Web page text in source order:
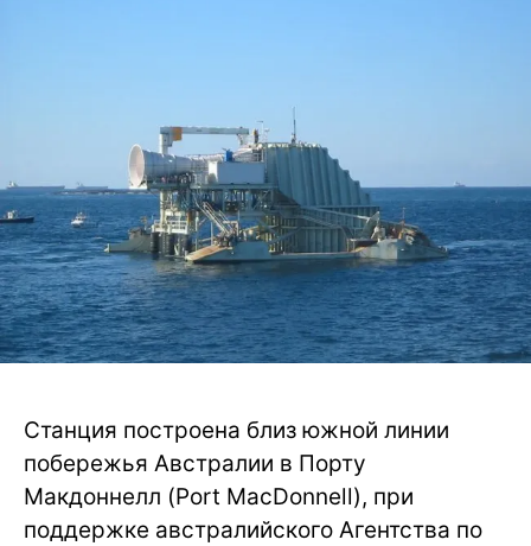
Станция построена близ южной линии
побережья Австралии в Порту
Макдоннелл (Port MacDonnell), при
поддержке австралийского Агентства по